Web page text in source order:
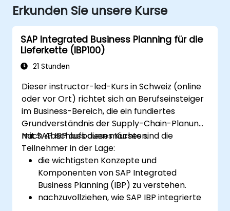
Erkunden Sie unsere Kurse
SAP Integrated Business Planning für die
Lieferkette (IBP100)
21 Stunden
Dieser instructor-led-Kurs in Schweiz (online
oder vor Ort) richtet sich an Berufseinsteiger
im Business-Bereich, die ein fundiertes
Grundverständnis der Supply-Chain-Planung
mit SAP IBP aufbauen möchten.
Nach Abschluss dieses Kurses sind die
Teilnehmer in der Lage:
die wichtigsten Konzepte und
Komponenten von SAP Integrated
Business Planning (IBP) zu verstehen.
nachzuvollziehen, wie SAP IBP integrierte